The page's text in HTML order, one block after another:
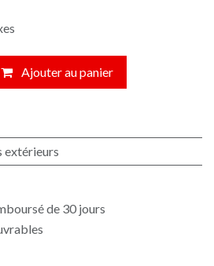
Ajouter au panier
extérieurs
de 30 jours